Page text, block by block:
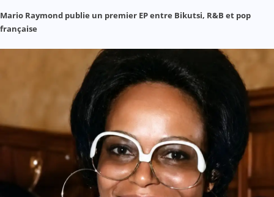
Mario Raymond publie un premier EP entre Bikutsi, R&B et pop
française